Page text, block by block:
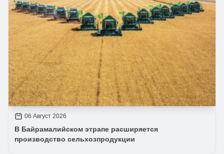
06 Август 2026
В Байрамалийском этрапе расширяется
производство сельхозпродукции